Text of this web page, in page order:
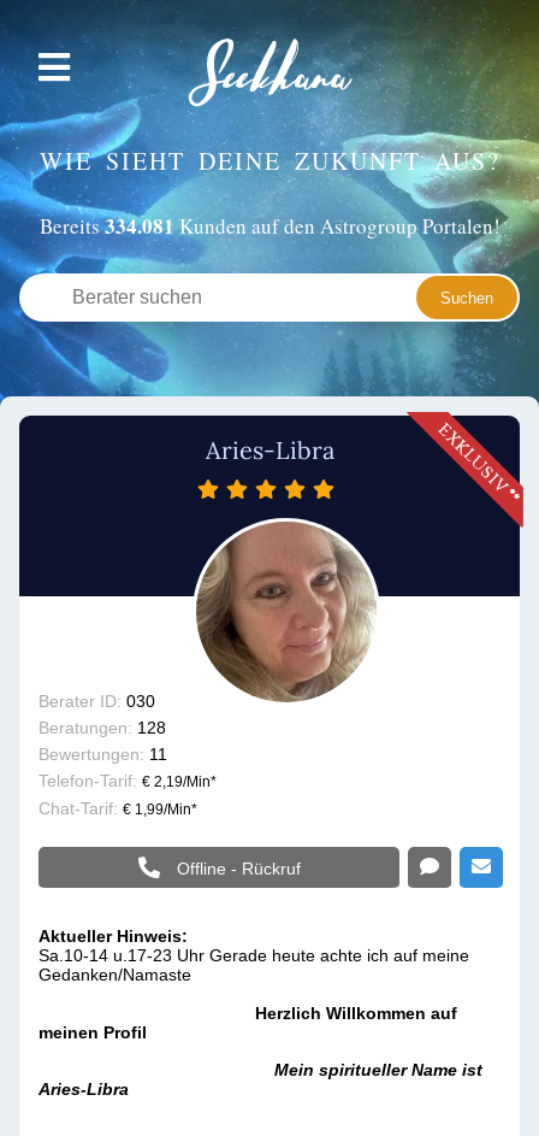
WIE SIEHT DEINE ZUKUNFT AUS?
Bereits334.081Kunden auf den Astrogroup Portalen!
Aries-Libra
Berater ID: 030
Beratungen: 128
Bewertungen: 11
Telefon-Tarif: € 2,19/Min*
Chat-Tarif: € 1,99/Min*
Offline - Rückruf
Aktueller Hinweis:
Sa.10-14 u.17-23 Uhr Gerade heute achte ich auf meine
Gedanken/Namaste
Herzlich Willkommen auf
meinen Profil
Mein spiritueller Name ist
Aries-Libra